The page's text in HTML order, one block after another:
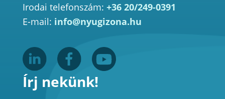
Irodai telefonszám: +36 20/249-0391
E-mail: info@nyugizona.hu
Írj nekünk!